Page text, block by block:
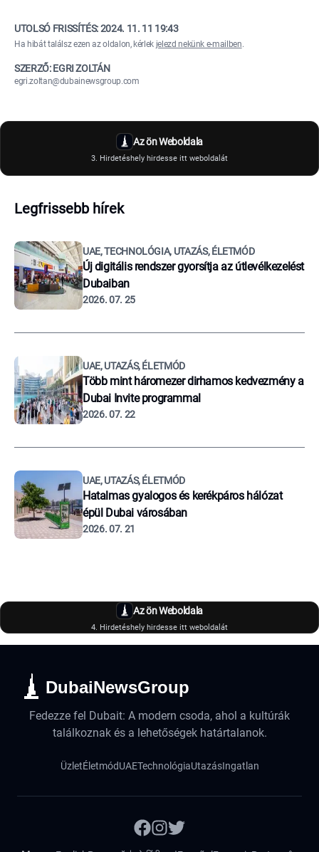
UTOLSÓ FRISSÍTÉS:2024. 11. 11 19:43
Ha hibát találsz ezen az oldalon, kérlek jelezd nekünk e-mailben.
SZERZŐ: EGRI ZOLTÁN
egri.zoltan@dubainewsgroup.com
Az ön Weboldala
3. Hirdetéshely hirdesse itt weboldalát
Legfrissebb hírek
UAE, TECHNOLÓGIA, UTAZÁS, ÉLETMÓD
Új digitális rendszer gyorsítja az útlevélkezelést
Dubaiban
2026. 07. 25
UAE, UTAZÁS, ÉLETMÓD
Több mint háromezer dirhamos kedvezmény a
Dubai Invite programmal
2026. 07. 22
UAE, UTAZÁS, ÉLETMÓD
Hatalmas gyalogos és kerékpáros hálózat
épül Dubai városában
2026. 07. 21
Az ön Weboldala
4. Hirdetéshely hirdesse itt weboldalát
DubaiNewsGroup
Fedezze fel Dubait: A modern csoda, ahol a kultúrák
találkoznak és a lehetőségek határtalanok.
ÜzletÉletmódUAETechnológiaUtazásIngatlan